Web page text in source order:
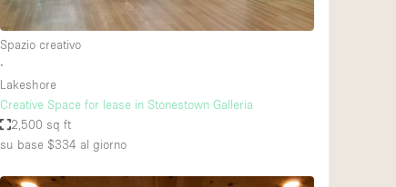
Spazio creativo
∙
Lakeshore
Creative Space for lease in Stonestown Galleria
2,500 sq ft
su base $334 al giorno